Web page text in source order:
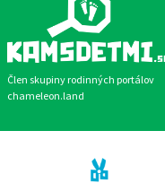
Člen skupiny rodinných portálov
chameleon.land